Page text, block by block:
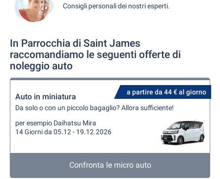
Consigli personali dei nostri esperti.
In Parrocchia di Saint James
raccomandiamo le seguenti offerte di
noleggio auto
a partire da 44 € al giorno
Auto in miniatura
Da solo o con un piccolo bagaglio? Allora sufficiente!
per esempio Daihatsu Mira
14 Giorni da 05.12 - 19.12.2026
Confronta le micro auto